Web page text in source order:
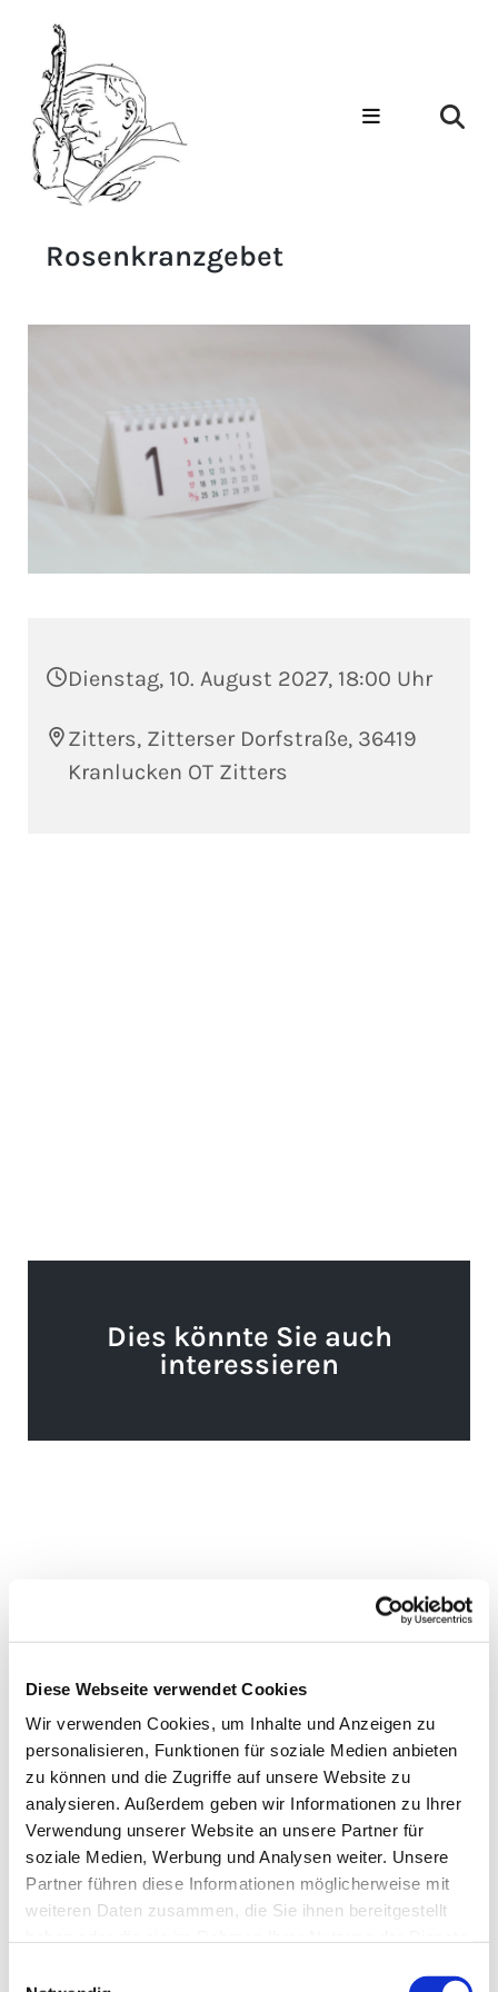
Diese Webseite verwendet Cookies
Wir verwenden Cookies, um Inhalte und Anzeigen zu
personalisieren, Funktionen für soziale Medien anbieten
zu können und die Zugriffe auf unsere Website zu
analysieren. Außerdem geben wir Informationen zu Ihrer
Verwendung unserer Website an unsere Partner für
soziale Medien, Werbung und Analysen weiter. Unsere
Partner führen diese Informationen möglicherweise mit
weiteren Daten zusammen, die Sie ihnen bereitgestellt
Rosenkranzgebet
Dienstag, 10. August 2027, 18:00 Uhr
Zitters, Zitterser Dorfstraße, 36419
Kranlucken OT Zitters
Dies könnte Sie auch
interessieren